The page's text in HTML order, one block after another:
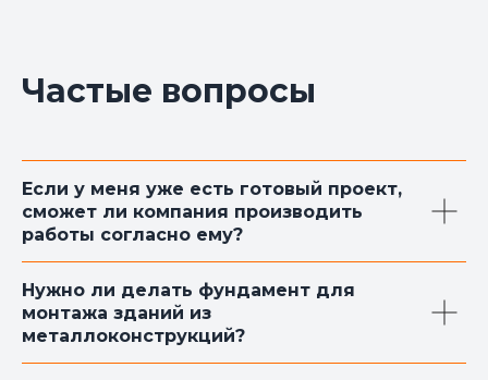
Частые вопросы
Если у меня уже есть готовый проект,
сможет ли компания производить
работы согласно ему?
Нужно ли делать фундамент для
монтажа зданий из
металлоконструкций?